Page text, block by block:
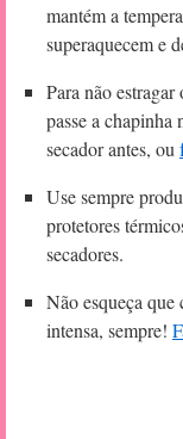
mantém a
superaquecem e
Para não
passe a chapinha
secador antes, ou
Use sempre
protetores
secadores.
Não esqueça que
intensa, sempre!